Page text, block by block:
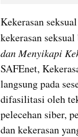
Kekerasan
kekerasan
dan Menyikapi
SAFEnet,
langsung pada
difasilitasi oleh
pelecehan siber,
dan kekerasan